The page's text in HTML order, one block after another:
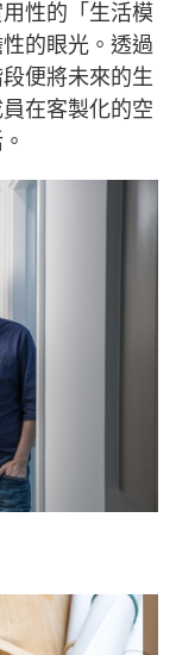
性的「生活模
的眼光。透過
便將未來的生
在客製化的空